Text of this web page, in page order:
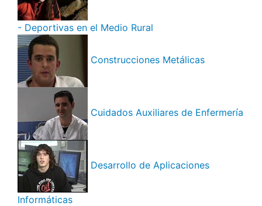
- Deportivas en el Medio Rural
Construcciones Metálicas
Cuidados Auxiliares de Enfermería
Desarrollo de Aplicaciones
Informáticas